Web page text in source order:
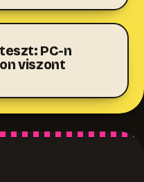
PC-n
viszont